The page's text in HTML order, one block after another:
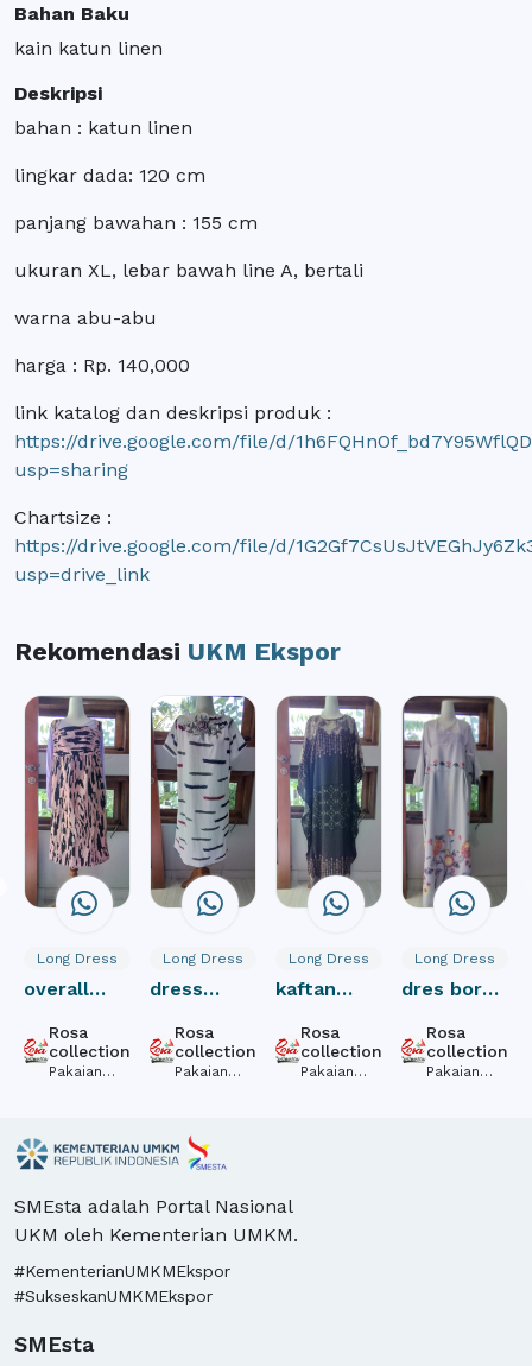
Bahan Baku
kain katun linen
Deskripsi
bahan : katun linen
lingkar dada: 120 cm
panjang bawahan : 155 cm
ukuran XL, lebar bawah line A, bertali
warna abu-abu
harga : Rp. 140,000
link katalog dan deskripsi produk :
https://drive.google.com/file/d/
usp=sharing
Chartsize :
https://drive.google.com/file/d/
usp=drive_link
Rekomendasi UKM Ekspor
Long Dress
overall
motif
abstrak
collection
Rosa
collection
Pakaian
Long Dress
dress
abstrak by
rosa
Rosa
collection
Pakaian
Long Dress
kaftan
lengan
pendek by
Rosa
collection
Pakaian
Long Dress
dres bordir
collection
Rosa
collection
Pakaian
SMEsta adalah Portal Nasional
UKM oleh Kementerian UMKM.
#KementerianUMKMEkspor
#SukseskanUMKMEkspor
SMEsta